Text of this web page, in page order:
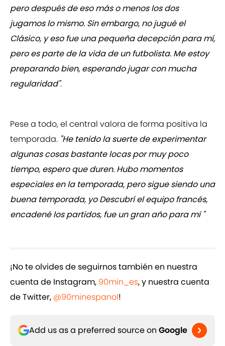
pero después de eso más o menos los dos
jugamos lo mismo. Sin embargo, no jugué el
Clásico, y eso fue una pequeña decepción para mí,
pero es parte de la vida de un futbolista. Me estoy
preparando bien, esperando jugar con mucha
regularidad".
Pese a todo, el central valora de forma positiva la
temporada. "He tenido la suerte de experimentar
algunas cosas bastante locas por muy poco
tiempo, espero que duren. Hubo momentos
especiales en la temporada, pero sigue siendo una
buena temporada, yo Descubrí el equipo francés,
encadené los partidos, fue un gran año para mí "
¡No te olvides de seguirnos también en nuestra
cuenta de Instagram, 90min_es, y nuestra cuenta
de Twitter, @90minespanol!
Add us as a preferred source on Google